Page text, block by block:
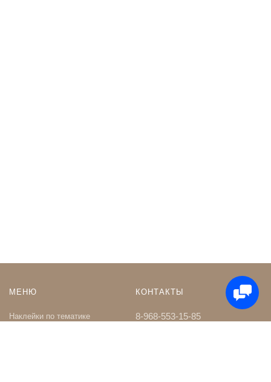
МЕНЮ
Наклейки по тематике
КОНТАКТЫ
8-968-553-15-85